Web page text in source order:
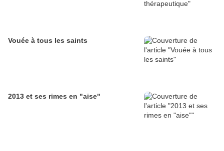
Vouée à tous les saints
2013 et ses rimes en "aise"